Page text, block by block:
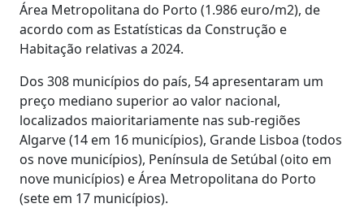
Área Metropolitana do Porto (1.986 euro/m2), de
acordo com as Estatísticas da Construção e
Habitação relativas a 2024.
Dos 308 municípios do país, 54 apresentaram um
preço mediano superior ao valor nacional,
localizados maioritariamente nas sub-regiões
Algarve (14 em 16 municípios), Grande Lisboa (todos
os nove municípios), Península de Setúbal (oito em
nove municípios) e Área Metropolitana do Porto
(sete em 17 municípios).